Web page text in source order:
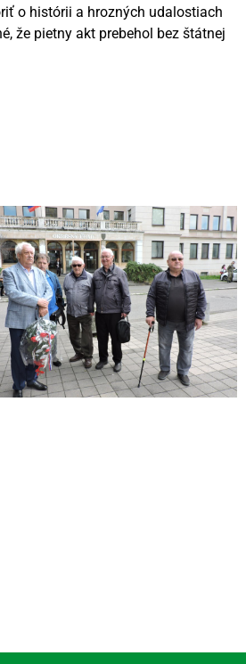
o histórii a hrozných udalostiach
že pietny akt prebehol bez štátnej